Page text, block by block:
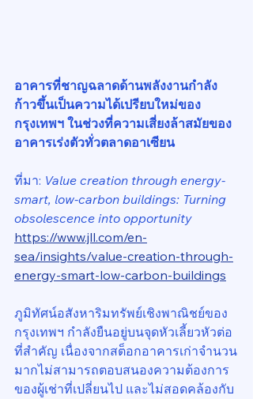
อาคารที่ชาญฉลาดด้านพลังงานกำลัง
ก้าวขึ้นเป็นความได้เปรียบใหม่ของ
กรุงเทพฯ ในช่วงที่ความเสี่ยงล้าสมัยของ
อาคารเร่งตัวทั่วตลาดอาเซียน
ที่มา: Value creation through energy-
smart, low-carbon buildings: Turning
obsolescence into opportunity
https://www.jll.com/en-
sea/insights/value-creation-through-
energy-smart-low-carbon-buildings
ภูมิทัศน์อสังหาริมทรัพย์เชิงพาณิชย์ของ
กรุงเทพฯ กำลังยืนอยู่บนจุดหัวเลี้ยวหัวต่อ
ที่สำคัญ เนื่องจากสต็อกอาคารเก่าจำนวน
มากไม่สามารถตอบสนองความต้องการ
ของผู้เช่าที่เปลี่ยนไป และไม่สอดคล้องกับ